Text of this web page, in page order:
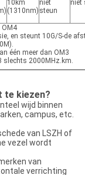
10km
(1310nm)
niet
steun
niet
OM4
en steunt 10G/S-de
één meer dan OM3
slechts 2000MHz.km.
te kiezen?
wijd binnen
campus, etc.
van LSZH of
vezel wordt
van
verrichting